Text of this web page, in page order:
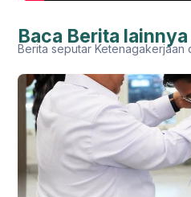
Baca Berita lainnya
Berita seputar Ketenagakerjaan